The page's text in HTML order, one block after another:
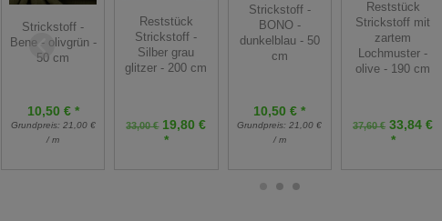
Strickstoff -
Bene - olivgrün -
50 cm
10,50 € *
Grundpreis: 21,00 €
/ m
Reststück
Strickstoff -
Silber grau
glitzer - 200 cm
33,00 €19,80 €
*
Strickstoff -
BONO -
dunkelblau - 50
cm
10,50 € *
Grundpreis: 21,00 €
/ m
Reststück
Strickstoff mit
zartem
Lochmuster -
olive - 190 cm
37,60 € 33,84 €
*